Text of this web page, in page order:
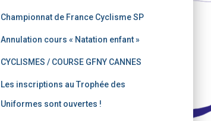
Championnat de France Cyclisme SP
Annulation cours « Natation enfant »
CYCLISMES / COURSE GFNY CANNES
Les inscriptions au Trophée des
Uniformes sont ouvertes !